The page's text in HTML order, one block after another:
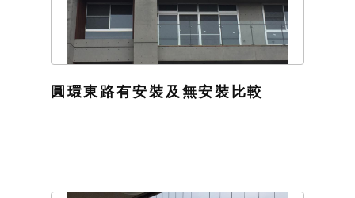
圓環東路有安裝及無安裝比較